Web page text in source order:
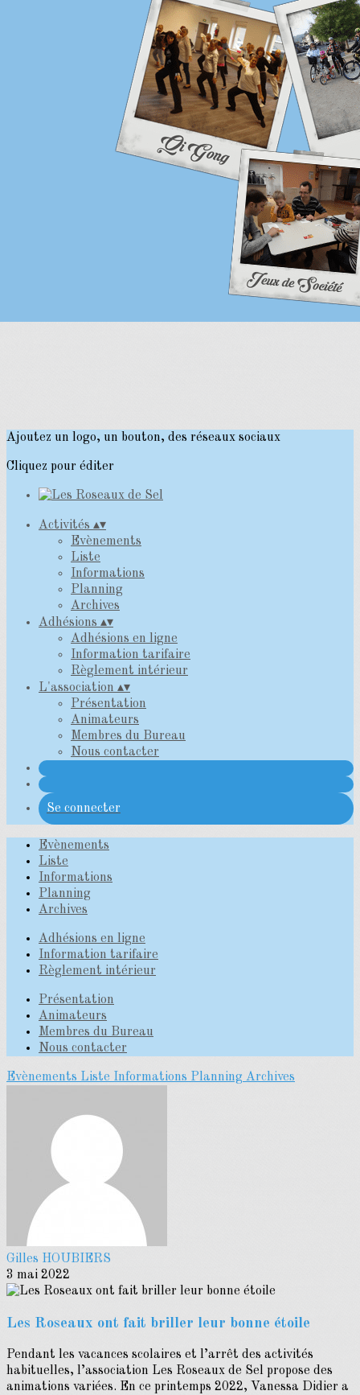
Exporter les lignes sélectionnées
Exporter toutes les colonnes
Exporter uniquement les colonnes affichées
Ajoutez un logo, un bouton, des réseaux sociaux
Cliquez pour éditer
Activités ▴▾
Evènements
Liste
Informations
Planning
Archives
Adhésions ▴▾
Adhésions en ligne
Information tarifaire
Règlement intérieur
L'association ▴▾
Présentation
Animateurs
Membres du Bureau
Nous contacter
Se connecter
Evènements
Liste
Informations
Planning
Archives
Adhésions en ligne
Information tarifaire
Règlement intérieur
Présentation
Animateurs
Membres du Bureau
Nous contacter
Evènements Liste Informations Planning Archives
Gilles HOUBIERS
3 mai 2022
Les Roseaux ont fait briller leur bonne étoile
Pendant les vacances scolaires et l’arrêt des activités
habituelles, l’association Les Roseaux de Sel propose des
animations variées. En ce printemps 2022, Vanessa Didier a